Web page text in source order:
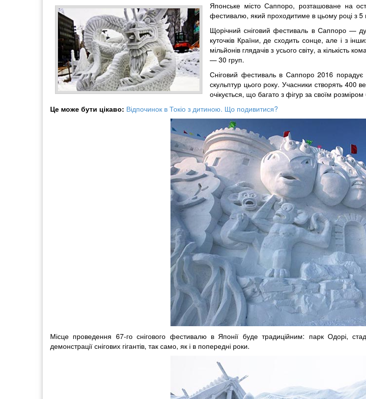
Японське місто Саппоро, розташоване на
фестивалю, який проходитиме в цьому році з 5
Щорічний сніговий фестиваль в Саппоро —
куточків Країни, де сходить сонце, але і з
мільйонів глядачів з усього світу, а кількість
— 30 груп.
Сніговий фестиваль в Саппоро 2016
скульптур цього року. Учасники створять 400
очікується, що багато з фігур за своїм
Це може бути цікаво: Відпочинок в Токіо з дитиною. Що подивитися?
Місце проведення 67-го снігового фестивалю в Японії буде традиційним: парк Одорі,
демонстрації снігових гігантів, так само, як і в попередні роки.